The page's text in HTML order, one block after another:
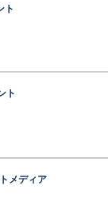
ト
ト
メディア